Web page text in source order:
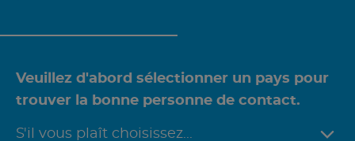
Veuillez d'abord sélectionner un pays pour
trouver la bonne personne de contact.